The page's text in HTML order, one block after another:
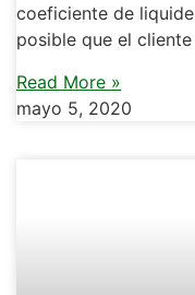
coeficiente de
posible que el
Read More »
mayo 5, 2020